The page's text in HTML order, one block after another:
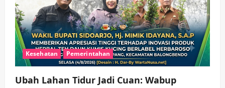
Kesehatan Pemerintahan
Ubah Lahan Tidur Jadi Cuan: Wabup